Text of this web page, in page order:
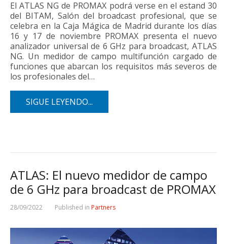
El ATLAS NG de PROMAX podrá verse en el estand 30
del BITAM, Salón del broadcast profesional, que se
celebra en la Caja Mágica de Madrid durante los días
16 y 17 de noviembre PROMAX presenta el nuevo
analizador universal de 6 GHz para broadcast, ATLAS
NG. Un medidor de campo multifunción cargado de
funciones que abarcan los requisitos más severos de
los profesionales del…
SIGUE LEYENDO...
ATLAS: El nuevo medidor de campo
de 6 GHz para broadcast de PROMAX
28/09/2022 Published in Partners